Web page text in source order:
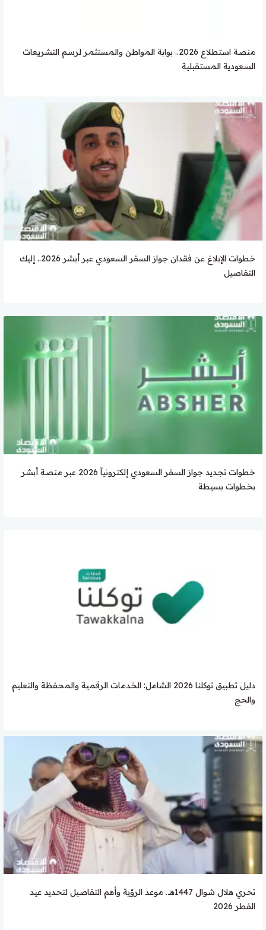
منصة استطلاع 2026.. بوابة المواطن والمستثمر لرسم التشريعات
السعودية المستقبلية
خطوات الإبلاغ عن فقدان جواز السفر السعودي عبر أبشر 2026.. إليك
التفاصيل
خطوات تجديد جواز السفر السعودي إلكترونياً 2026 عبر منصة أبشر
بخطوات بسيطة
دليل تطبيق توكلنا 2026 الشامل: الخدمات الرقمية والمحفظة والتعليم
والحج
تحري هلال شوال 1447هـ.. موعد الرؤية وأهم التفاصيل لتحديد عيد
الفطر 2026